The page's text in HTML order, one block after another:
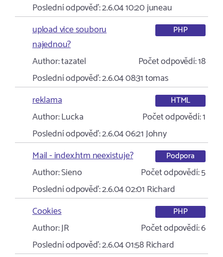
Poslední odpověď:2.6.04 10:20juneau
upload vice souboru
najednou?
PHP
Author:tazatel Počet odpovědí:18
Poslední odpověď:2.6.04 08:31tomas
reklama
HTML
Author:Lucka Počet odpovědí:1
Poslední odpověď:2.6.04 06:21Johny
Mail - index.htm neexistuje?
Podpora
Author:Sieno Počet odpovědí:5
Poslední odpověď:2.6.04 02:01 Richard
Cookies
PHP
Author:JR Počet odpovědí:6
Poslední odpověď:2.6.04 01:58Richard